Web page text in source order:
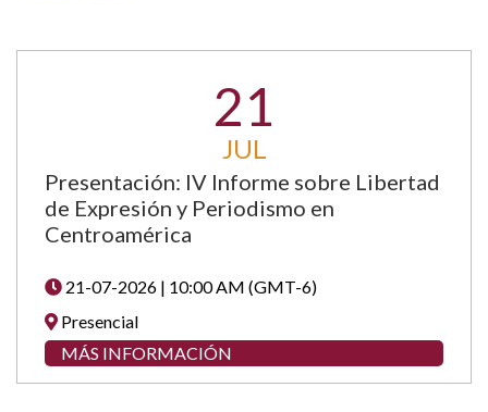
21
JUL
Presentación: IV Informe sobre Libertad
de Expresión y Periodismo en
Centroamérica
21-07-2026 | 10:00 AM (GMT-6)
Presencial
MÁS INFORMACIÓN